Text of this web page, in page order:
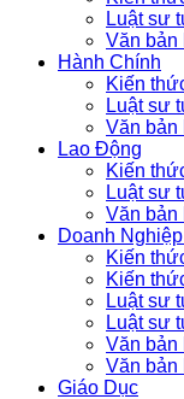
Luật sư
Văn bản
Hành Chính
Kiến
Luật sư
Văn bản
Lao Động
Kiến
Luật sư
Văn bản
Doanh
Kiến
Kiến
Luật sư
Luật sư
Văn bản
Văn bản
Giáo Dục